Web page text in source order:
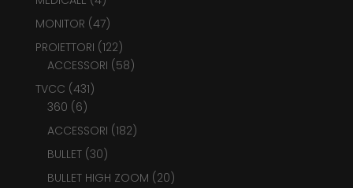
prodotti
MONITOR 4747
prodotti
PROIETTORI 122122
prodotti
ACCESSORI 5858
TVCC 431431
360 66
prodotti
ACCESSORI 182182
BULLET 3030
prodotti
BULLET HIGH ZOOM 2020